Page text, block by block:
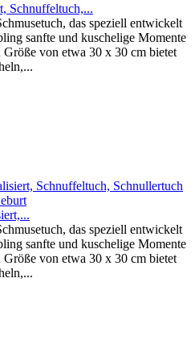
Schnuffeltuch,...
das speziell entwickelt
sanfte und kuschelige Momente
von etwa 30 x 30 cm bietet
das speziell entwickelt
sanfte und kuschelige Momente
von etwa 30 x 30 cm bietet